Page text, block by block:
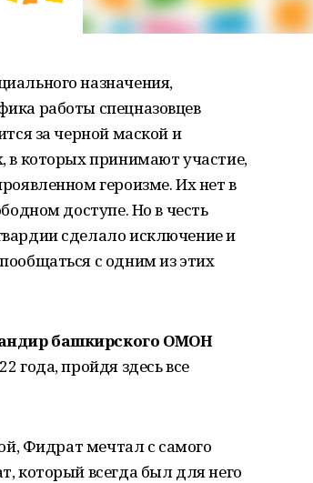
назначения,
работы спецназовцев
за черной маской и
в которых принимают участие,
героизме. Их нет в
доступе. Но в честь
сделало исключение и
с одним из этих
башкирского ОМОН
года, пройдя здесь все
Фидрат мечтал с самого
который всегда был для него